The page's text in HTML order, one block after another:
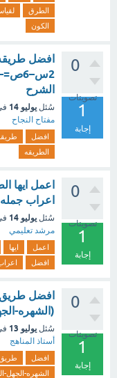
الطرق
الكون
0
تصويتات
1
إجابة
الشرح
سُئل يوليو 14
مفتاح النجاح
افضل
الطريقه
0
تصويتات
1
إجابة
اعمل ايها
اعراب
سُئل يوليو 14
مرشد تعليمي
اعمل ايها
افضل
0
تصويتات
1
إجابة
افضل طريق
(الشهره-
سُئل يوليو 13
أستاذ المناهج
افضل طريق
الشهره-الجهل-